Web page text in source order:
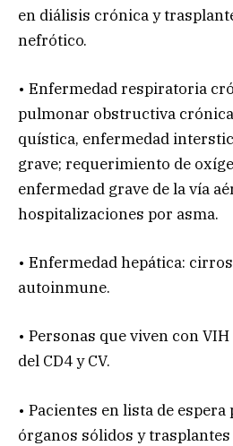
en diálisis crónica y
nefrótico.
• Enfermedad respiratoria
pulmonar obstructiva crónica
quística, enfermedad
grave; requerimiento de
enfermedad grave de la vía
hospitalizaciones por asma.
• Enfermedad hepática:
autoinmune.
• Personas que viven con
del CD4 y CV.
• Pacientes en lista de
órganos sólidos y trasplantes